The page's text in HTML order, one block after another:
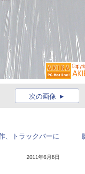
次の画像
、トラックバーに
2011年6月8日